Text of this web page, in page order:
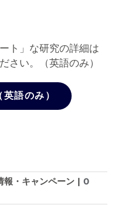
ト」な研究の詳細は
さい。（英語のみ）
語のみ）
報・キャンペーン | 0